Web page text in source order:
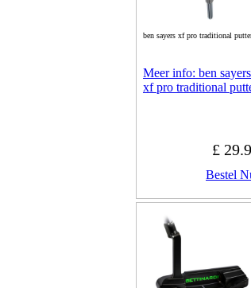
ben sayers xf pro traditional
Meer info: ben sayers
xf pro traditional
£
Bestel